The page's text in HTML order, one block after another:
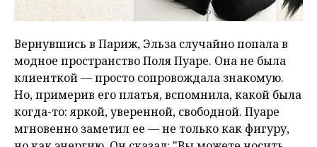
Вернувшись в Париж, Эльза случайно попала в
модное пространство Поля Пуаре. Она не была
клиенткой — просто сопровождала знакомую.
Но, примерив его платья, вспомнила, какой была
когда-то: яркой, уверенной, свободной. Пуаре
мгновенно заметил ее — не только как фигуру,